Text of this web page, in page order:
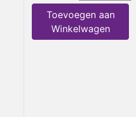
Toevoegen aan
Winkelwagen